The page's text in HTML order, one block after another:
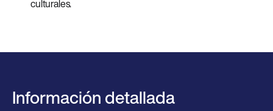
culturales.
Información detallada